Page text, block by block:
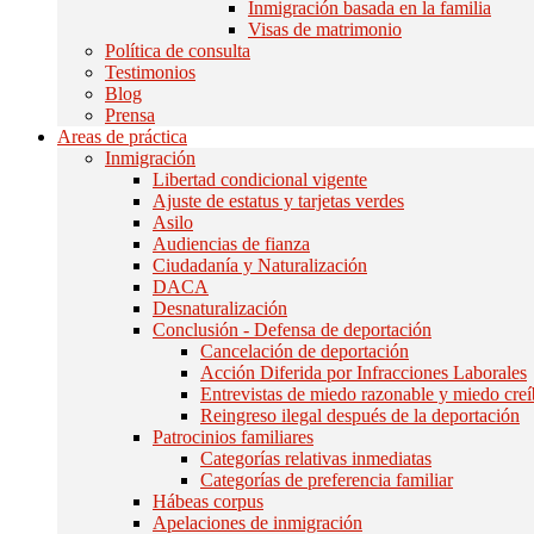
Inmigración basada en la familia
Visas de matrimonio
Política de consulta
Testimonios
Blog
Prensa
Areas de práctica
Inmigración
Libertad condicional vigente
Ajuste de estatus y tarjetas verdes
Asilo
Audiencias de fianza
Ciudadanía y Naturalización
DACA
Desnaturalización
Conclusión - Defensa de deportación
Cancelación de deportación
Acción Diferida por Infracciones Laborales
Entrevistas de miedo razonable y miedo
Reingreso ilegal después de la deportación
Patrocinios familiares
Categorías relativas inmediatas
Categorías de preferencia familiar
Hábeas corpus
Apelaciones de inmigración